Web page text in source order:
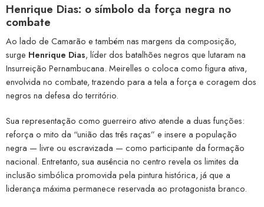
Henrique Dias: o símbolo da força negra no
combate
Ao lado de Camarão e também nas margens da composição,
surge Henrique Dias, líder dos batalhões negros que lutaram na
Insurreição Pernambucana. Meirelles o coloca como figura ativa,
envolvida no combate, trazendo para a tela a força e coragem dos
negros na defesa do território.
Sua representação como guerreiro ativo atende a duas funções:
reforça o mito da “união das três raças” e insere a população
negra — livre ou escravizada — como participante da formação
nacional. Entretanto, sua ausência no centro revela os limites da
inclusão simbólica promovida pela pintura histórica, já que a
liderança máxima permanece reservada ao protagonista branco.